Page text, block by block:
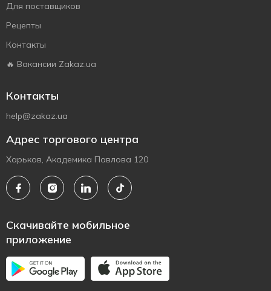
Для поставщиков
Рецепты
Контакты
🔥 Вакансии Zakaz.ua
Контакты
help@zakaz.ua
Адрес торгового центра
Харьков, Академика Павлова 120
Скачивайте мобильное
приложение